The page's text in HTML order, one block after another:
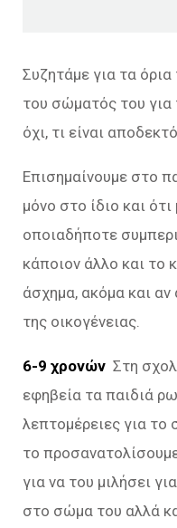
Συζητάμε για τα
του σώματός του για
όχι, τι είναι
Επισημαίνουμε στο
μόνο στο ίδιο και
οποιαδήποτε
κάποιον άλλο και το
άσχημα, ακόμα και αν
της οικογένειας.
6-9 χρονών Στη
εφηβεία τα παιδιά
λεπτομέρειες για το
το
για να του μιλήσει
στο σώμα του αλλά